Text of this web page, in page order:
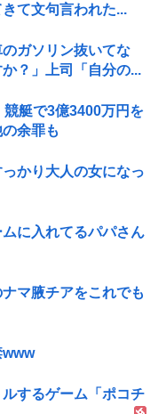
て文句言われた...
のガソリン抜いてな
？」上司「自分の...
競艇で3億3400万円を
余罪も
かり大人の女になっ
に入れてるパパさん
マ腋チアをこれでも
www
するゲーム「ポコチ